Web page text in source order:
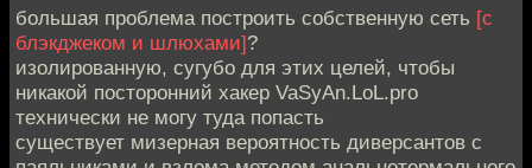
большая проблема построить собственную сеть [с
блэкджеком и шлюхами]?
изолированную, сугубо для этих целей, чтобы
никакой посторонний хакер VaSyAn.LoL.pro
технически не могу туда попасть
существует мизерная вероятность диверсантов с